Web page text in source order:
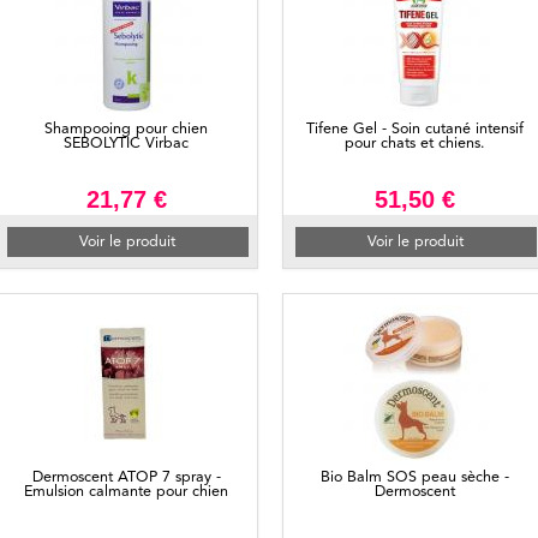
Shampooing pour chien
SEBOLYTIC Virbac
21,77 €
Voir le produit
Tifene Gel - Soin cutané intensif
pour chats et chiens.
51,50 €
Voir le produit
Dermoscent ATOP 7 spray -
Emulsion calmante pour chien
Bio Balm SOS peau sèche -
Dermoscent